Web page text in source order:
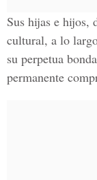
Sus hijas e hijos,
cultural, a lo
su perpetua
permanente